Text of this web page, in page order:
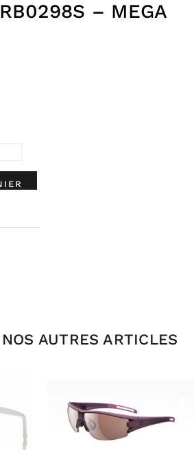
– MEGA
AUTRES ARTICLES